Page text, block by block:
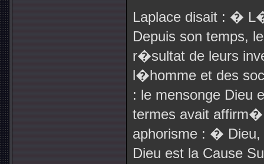
Laplace disait : �
Depuis son temps,
r�sultat de leurs
l�homme et des
: le mensonge
termes avait
aphorisme : �
Dieu est la Cause